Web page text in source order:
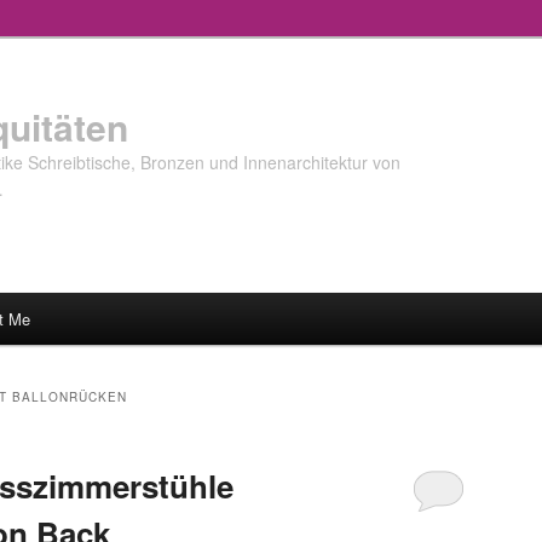
Schreibtische, Bronzen und Innenarchitektur von
Me
BALLONRÜCKEN